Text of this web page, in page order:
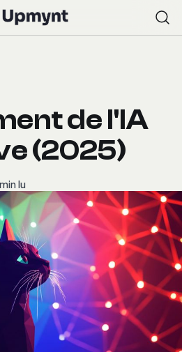
de l'IA
(2025)
lu